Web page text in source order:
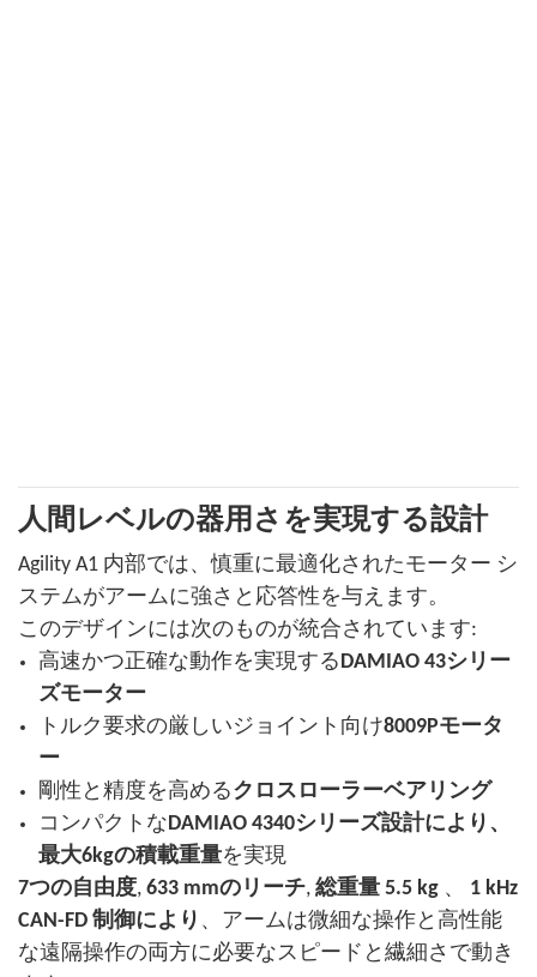
人間レベルの器用さを実現する設計
Agility A1 内部では、慎重に最適化されたモーター シ
ステムがアームに強さと応答性を与えます。
このデザインには次のものが統合されています:
高速かつ正確な動作を実現するDAMIAO 43シリー
ズモーター
トルク要求の厳しいジョイント向け8009Pモータ
ー
剛性と精度を高めるクロスローラーベアリング
コンパクトなDAMIAO 4340シリーズ設計により、
最大6kgの積載重量を実現
7つの自由度, 633 mmのリーチ, 総重量 5.5 kg 、 1 kHz
CAN-FD 制御により 、アームは微細な操作と高性能
な遠隔操作の両方に必要なスピードと繊細さで動き